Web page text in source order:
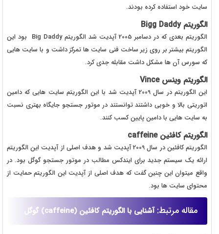
سایت خود استفاده کرده بودند.
الگوریتم Bigg Daddy
الگوریتم بعدی که در دسامبر 2005 آپدیت شد الگوریتم Big Daddy بود این
الگوریتم بیشتر بر روی زیر ساخت فنی سایت ها تمرکز داشت و با سایت هایی
که سورس آن ها مشکل داشت مقابله جدی کرد.
الگوریتم وینس Vince
این الگوریتم در سال 2009 آپدیت شد با این الگوریتم سایت هایی که دامین
اتوریتی بالا و خوبی داشتند توانستند در موتور جستجو جایگاه بهتری نسبت
به سایت هایی با دامین پایین کسب کنند.
الگوریتم کافئین caffeine
الگوریتم کافئین در سال 2009 آپدیت شد و هدف اصلی از آپدیت این الگوریتم
ارائه یک سیستم جدید برای ایندکس مطالب در موتور جستجو گوگل بود. در
واقع میتوان این چنین گفت که هدف اصلی از آپدیت این الگوریتم حمایت از
محتوای سایت ها بود.
مقاله مرتبط:آشنایی با الگوریتم کافئین (caffeine) گوگل